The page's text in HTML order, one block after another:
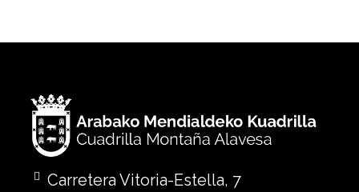
Carretera Vitoria-Estella, 7